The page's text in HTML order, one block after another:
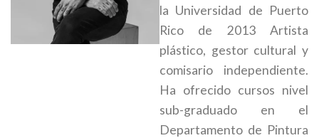
la Universidad de Puerto
Rico de 2013 Artista
plástico, gestor cultural y
comisario independiente.
Ha ofrecido cursos nivel
sub-graduado en el
Departamento de Pintura